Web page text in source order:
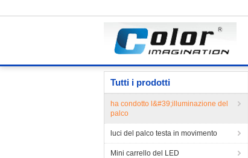
Tutti i prodotti
ha condotto l&#39;illuminazione del
palco
luci del palco testa in movimento
Mini carrello del LED